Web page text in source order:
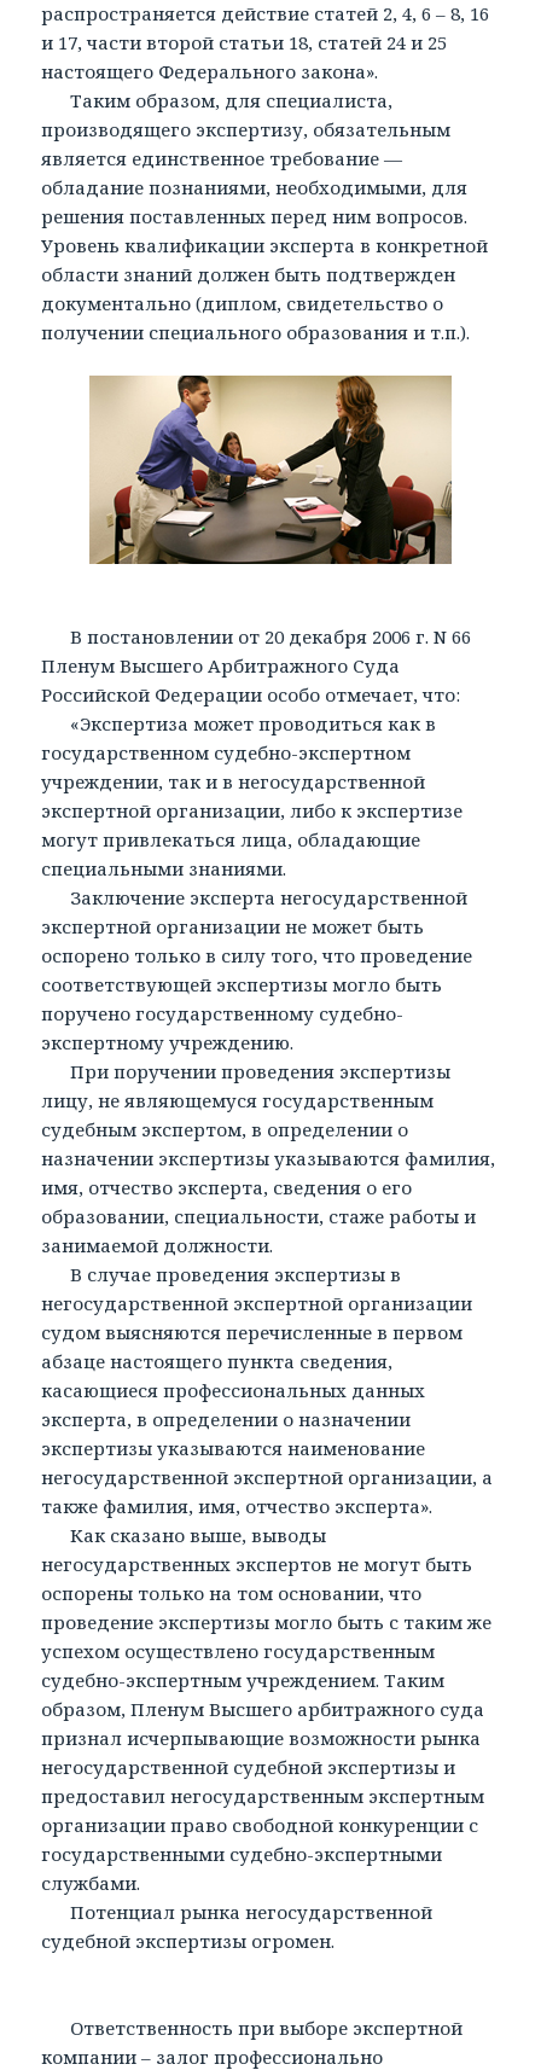
распространяется действие статей 2, 4, 6 – 8, 16
и 17, части второй статьи 18, статей 24 и 25
настоящего Федерального закона».
Таким образом, для специалиста,
производящего экспертизу, обязательным
является единственное требование —
обладание познаниями, необходимыми, для
решения поставленных перед ним вопросов.
Уровень квалификации эксперта в конкретной
области знаний должен быть подтвержден
документально (диплом, свидетельство о
получении специального образования и т.п.).
В постановлении от 20 декабря 2006 г. N 66
Пленум Высшего Арбитражного Суда
Российской Федерации особо отмечает, что:
«Экспертиза может проводиться как в
государственном судебно-экспертном
учреждении, так и в негосударственной
экспертной организации, либо к экспертизе
могут привлекаться лица, обладающие
специальными знаниями.
Заключение эксперта негосударственной
экспертной организации не может быть
оспорено только в силу того, что проведение
соответствующей экспертизы могло быть
поручено государственному судебно-
экспертному учреждению.
При поручении проведения экспертизы
лицу, не являющемуся государственным
судебным экспертом, в определении о
назначении экспертизы указываются фамилия,
имя, отчество эксперта, сведения о его
образовании, специальности, стаже работы и
занимаемой должности.
В случае проведения экспертизы в
негосударственной экспертной организации
судом выясняются перечисленные в первом
абзаце настоящего пункта сведения,
касающиеся профессиональных данных
эксперта, в определении о назначении
экспертизы указываются наименование
негосударственной экспертной организации, а
также фамилия, имя, отчество эксперта».
Как сказано выше, выводы
негосударственных экспертов не могут быть
оспорены только на том основании, что
проведение экспертизы могло быть с таким же
успехом осуществлено государственным
судебно-экспертным учреждением. Таким
образом, Пленум Высшего арбитражного суда
признал исчерпывающие возможности рынка
негосударственной судебной экспертизы и
предоставил негосударственным экспертным
организации право свободной конкуренции с
государственными судебно-экспертными
службами.
Потенциал рынка негосударственной
судебной экспертизы огромен.
Ответственность при выборе экспертной
компании – залог профессионально